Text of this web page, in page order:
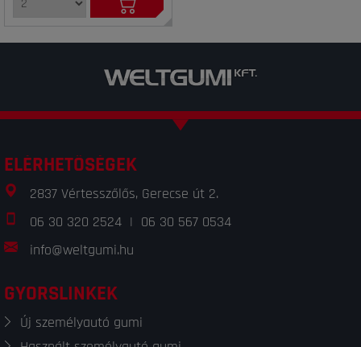
ELÉRHETŐSÉGEK
2837 Vértesszőlős, Gerecse út 2.
06 30 320 2524 | 06 30 567 0534
info@weltgumi.hu
GYORSLINKEK
Új személyautó gumi